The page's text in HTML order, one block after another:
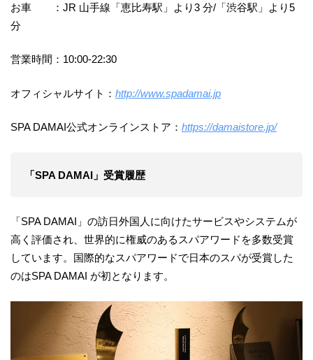
お車 ：JR 山手線「恵比寿駅」より3 分/「渋谷駅」より5
分
営業時間：10:00-22:30
オフィシャルサイト： http://www.spadamai.jp
SPA DAMAI公式オンラインストア： https://damaistore.jp/
「SPA DAMAI」受賞履歴
「SPA DAMAI」の訪日外国人に向けたサービスやシステムが
高く評価され、世界的に権威のあるスパアワードを多数受賞
しています。国際的なスパアワードで日本のスパが受賞した
のはSPA DAMAI が初となります。